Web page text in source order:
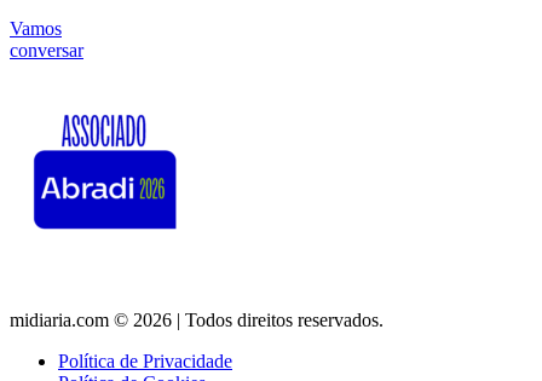
Vamos
conversar
midiaria.com © 2026 | Todos direitos reservados.
Política de Privacidade